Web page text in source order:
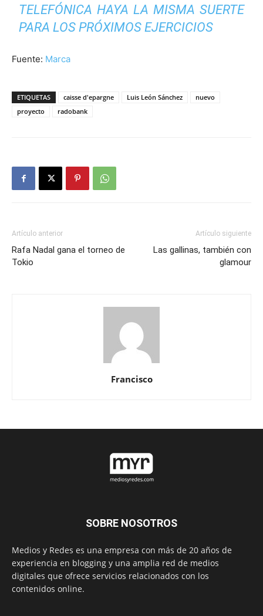
TELEFÓNICA HAYA LA MISMA SUERTE
PARA LOS PRÓXIMOS EJERCICIOS
Fuente: Marca
ETIQUETAS caisse d'epargne Luis León Sánchez
nuevo
proyecto
radobank
Artículo anterior
Rafa Nadal gana el torneo de
Tokio
Artículo siguiente
Las gallinas, también con
glamour
Francisco
SOBRE NOSOTROS
Medios y Redes es una empresa con más de 20 años de
experiencia en blogging y una amplia red de medios
digitales que ofrece servicios relacionados con los
contenidos online.